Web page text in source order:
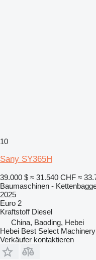
10
Sany SY365H
39.000 $ ≈ 31.540 CHF ≈
Baumaschinen -
2025
Euro 2
Kraftstoff Diesel
China, Baoding, Hebei
Hebei Best Select
Verkäufer kontaktieren